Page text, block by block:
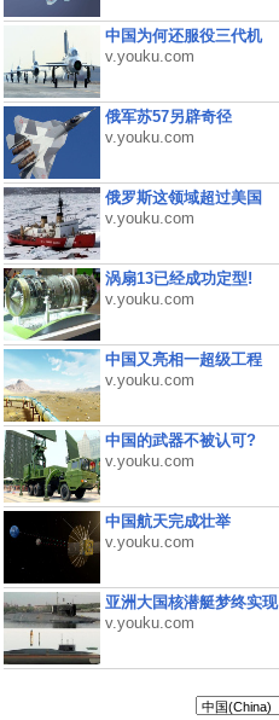
中国为何还服役三代机
v.youku.com
俄军苏57另辟奇径
v.youku.com
俄罗斯这领域超过美国
v.youku.com
涡扇13已经成功定型!
v.youku.com
中国又亮相一超级工程
v.youku.com
中国的武器不被认可?
v.youku.com
中国航天完成壮举
v.youku.com
亚洲大国核潜艇梦终实现
v.youku.com